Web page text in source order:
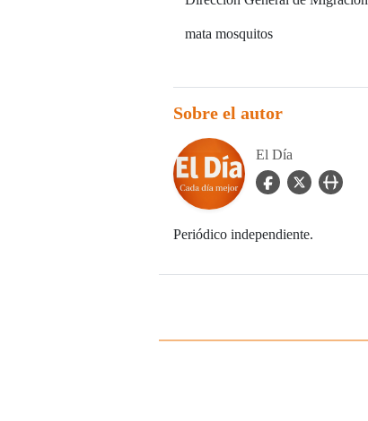
mata mosquitos
Sobre el autor
El Día
facebook Icon
twitter Icon
user_url
Periódico independiente.